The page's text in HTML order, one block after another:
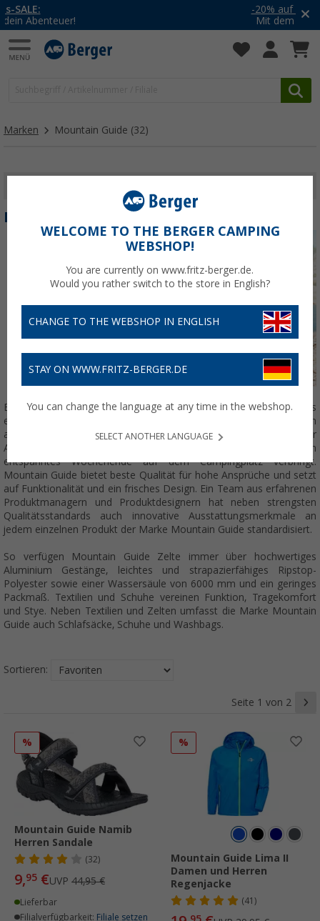
Marken Mountain Guide (32)
MOUNTAIN GUIDE
Eigene Wege gehen, Neues erfahren und an die Grenzen des
eigenen Ichs stoßen. Mountain Guide begleitet den Konsumenten
auf dem Weg zur grenzenlosen Freiheit. Egal ob er sich mit seiner
Ausrüstung in ein Abenteuer stürzt oder mit der Familie ein
entspanntes Wochenende auf dem Campingplatz verbringt.
Mountain Guide bietet beste Qualität für hohe Ansprüche und setzt
auf Funktionalität und ein frisches Design. Ein Team aus erfahrenen
Produktmanagern und Produktdesignern hat neben strengsten
Qualitätsstandards auch innovative Ausstattungsmerkmale an
jedem einzelnen Produkt der Marke Mountain Guide standardisiert.
So verfügen Mountain Guide Zelte immer über hochwertiges
Aluminium Gestänge, leichtes und strapazierfähiges Ripstop-
Polyester sowie einer Wassersäule von 6000 mm und ein geringes
Packmaß. Textilien und Schuhe vereinen Funktion, Tragekomfort
und Stye. Neben Textilien und Zelten umfasst die Marke Mountain
Guide auch Schlafsäcke, Schuhe und Washbags.
Sortieren:
Seite 1 von 2
%
Mountain Guide Namib
Herren Sandale
(32)
9,95 €UVP 44,95 €
Lieferbar
Filialverfügbarkeit: Filiale setzen
%
Mountain Guide Lima II
Damen und Herren
Regenjacke
(41)
WELCOME TO THE BERGER CAMPING
WEBSHOP!
You are currently on www.fritz-berger.de.
Would you rather switch to the store in English?
CHANGE TO THE WEBSHOP IN ENGLISH
STAY ON WWW.FRITZ-BERGER.DE
You can change the language at any time in the webshop.
SELECT ANOTHER LANGUAGE